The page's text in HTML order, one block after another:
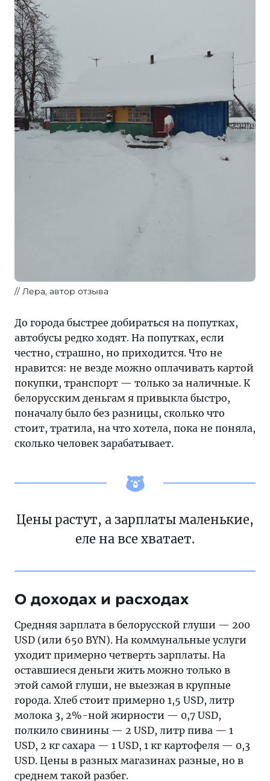
Лера, автор отзыва
До города быстрее добираться на попутках,
автобусы редко ходят. На попутках, если
честно, страшно, но приходится. Что не
нравится: не везде можно оплачивать картой
покупки, транспорт — только за наличные. К
белорусским деньгам я привыкла быстро,
поначалу было без разницы, сколько что
стоит, тратила, на что хотела, пока не поняла,
сколько человек зарабатывает.
Цены растут, а зарплаты маленькие,
еле на все хватает.
О доходах и расходах
Средняя зарплата в белорусской глуши — 200
USD (или 650 BYN). На коммунальные услуги
уходит примерно четверть зарплаты. На
оставшиеся деньги жить можно только в
этой самой глуши, не выезжая в крупные
города. Хлеб стоит примерно 1,5 USD, литр
молока 3, 2%-ной жирности — 0,7 USD,
полкило свинины — 2 USD, литр пива — 1
USD, 2 кг сахара — 1 USD, 1 кг картофеля — 0,3
USD. Цены в разных магазинах разные, но в
среднем такой разбег.